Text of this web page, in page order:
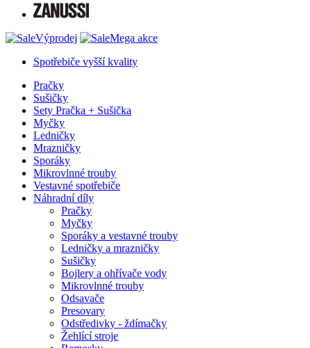
Výprodej
Mega akce
Spotřebiče vyšší kvality
Pračky
Sušičky
Sety Pračka + Sušička
Myčky
Ledničky
Mrazničky
Sporáky
Mikrovlnné trouby
Vestavné spotřebiče
Náhradní díly
Pračky
Myčky
Sporáky a vestavné trouby
Ledničky a mrazničky
Sušičky
Bojlery a ohřívače vody
Mikrovlnné trouby
Odsavače
Presovary
Odstředivky - ždímačky
Žehlící stroje